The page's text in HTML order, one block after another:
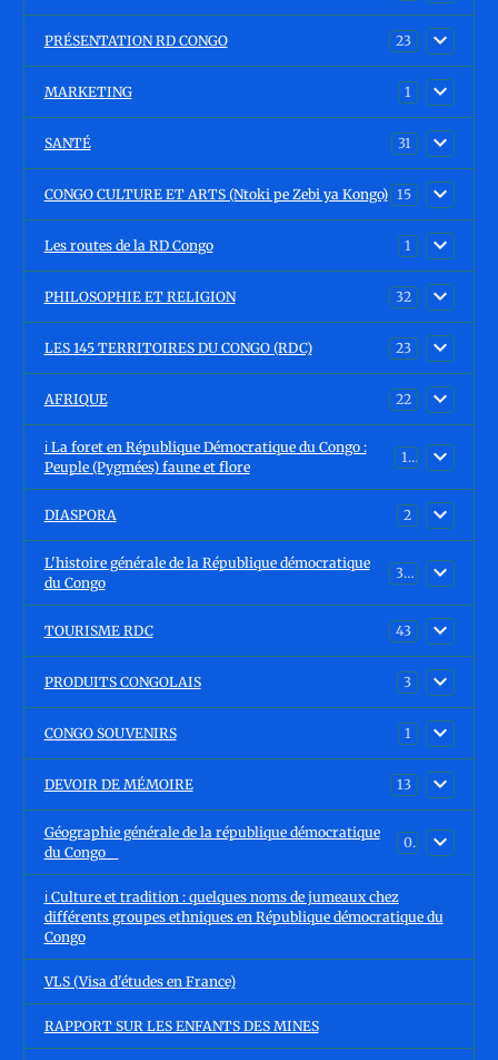
PRÉSENTATION RD CONGO 23
MARKETING 1
SANTÉ 31
CONGO CULTURE ET ARTS (Ntoki pe Zebi ya Kongo) 15
Les routes de la RD Congo 1
PHILOSOPHIE ET RELIGION 32
LES 145 TERRITOIRES DU CONGO (RDC) 23
AFRIQUE 22
ℹ️ La foret en République Démocratique du Congo :
Peuple (Pygmées) faune et flore
15
DIASPORA 2
L'histoire générale de la République démocratique
du Congo
30
TOURISME RDC 43
PRODUITS CONGOLAIS 3
CONGO SOUVENIRS 1
DEVOIR DE MÉMOIRE 13
Géographie générale de la république démocratique
du Congo
0
ℹ️ Culture et tradition : quelques noms de jumeaux chez
différents groupes ethniques en République démocratique du
Congo
VLS (Visa d'études en France)
RAPPORT SUR LES ENFANTS DES MINES